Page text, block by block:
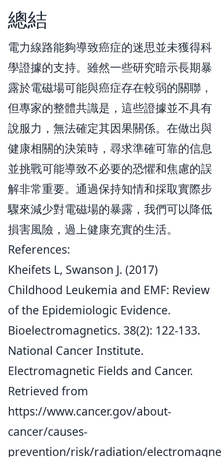
總結
電力線路能夠導致癌症的迷思並未獲得科
學證據的支持。雖然一些研究暗示長期暴
露於電磁場可能與癌症存在較弱的關聯，
但專家的整體共識是，這些證據並不具有
說服力，無法確定其因果關係。在做出與
健康相關的決策時，尋求準確可靠的信息
並挑戰可能導致不必要的恐懼和焦慮的誤
解非常重要。通過保持知情和採取實際步
驟來減少對電磁場的暴露，我們可以降低
損害風險，過上健康充實的生活。
References:
Kheifets L, Swanson J. (2017)
Childhood Leukemia and EMF: Review
of the Epidemiologic Evidence.
Bioelectromagnetics. 38(2): 122-133.
National Cancer Institute.
Electromagnetic Fields and Cancer.
Retrieved from
https://www.cancer.gov/about-
cancer/causes-
prevention/risk/radiation/